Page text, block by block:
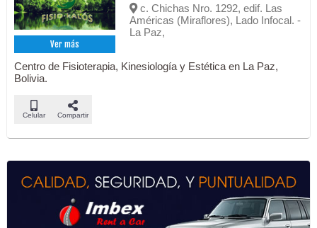
Ver más
c. Chichas Nro. 1292, edif. Las
Américas (Miraflores), Lado Infocal. -
La Paz,
Centro de Fisioterapia, Kinesiología y Estética en La Paz,
Bolivia.
Celular Compartir